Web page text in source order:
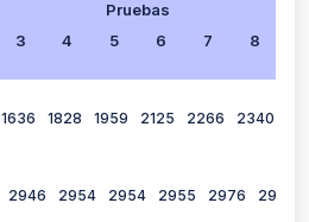
Pruebas
3 4 5 6 7 8
1636 1828 1959 2125 2266 2340
2946 2954 2954 2955 2976 2976